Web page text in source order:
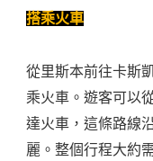
搭乘火車
從里斯本前往卡斯
乘火車。遊客可以
達火車，這條路線
麗。整個行程大約